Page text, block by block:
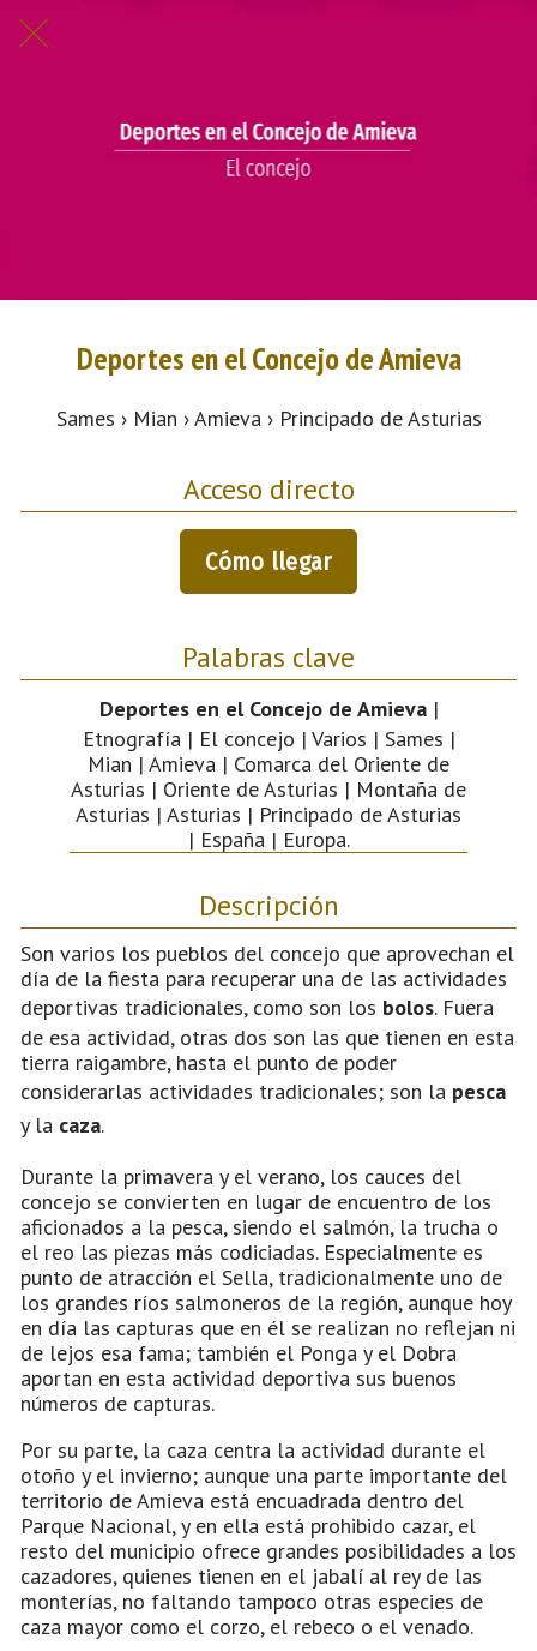
Deportes en el Concejo de Amieva
Sames › Mian › Amieva › Principado de Asturias
Acceso directo
Cómo llegar
Palabras clave
Deportes en el Concejo de Amieva|
Etnografía | El concejo | Varios | Sames |
Mian | Amieva | Comarca del Oriente de
Asturias | Oriente de Asturias | Montaña de
Asturias | Asturias | Principado de Asturias
| España | Europa.
Descripción
Son varios los pueblos del concejo que aprovechan el
día de la fiesta para recuperar una de las actividades
deportivas tradicionales, como son los bolos. Fuera
de esa actividad, otras dos son las que tienen en esta
tierra raigambre, hasta el punto de poder
considerarlas actividades tradicionales; son la pesca
y la caza.
Durante la primavera y el verano, los cauces del
concejo se convierten en lugar de encuentro de los
aficionados a la pesca, siendo el salmón, la trucha o
el reo las piezas más codiciadas. Especialmente es
punto de atracción el Sella, tradicionalmente uno de
los grandes ríos salmoneros de la región, aunque hoy
en día las capturas que en él se realizan no reflejan ni
de lejos esa fama; también el Ponga y el Dobra
aportan en esta actividad deportiva sus buenos
números de capturas.
Por su parte, la caza centra la actividad durante el
otoño y el invierno; aunque una parte importante del
territorio de Amieva está encuadrada dentro del
Parque Nacional, y en ella está prohibido cazar, el
resto del municipio ofrece grandes posibilidades a los
cazadores, quienes tienen en el jabalí al rey de las
monterías, no faltando tampoco otras especies de
caza mayor como el corzo, el rebeco o el venado.